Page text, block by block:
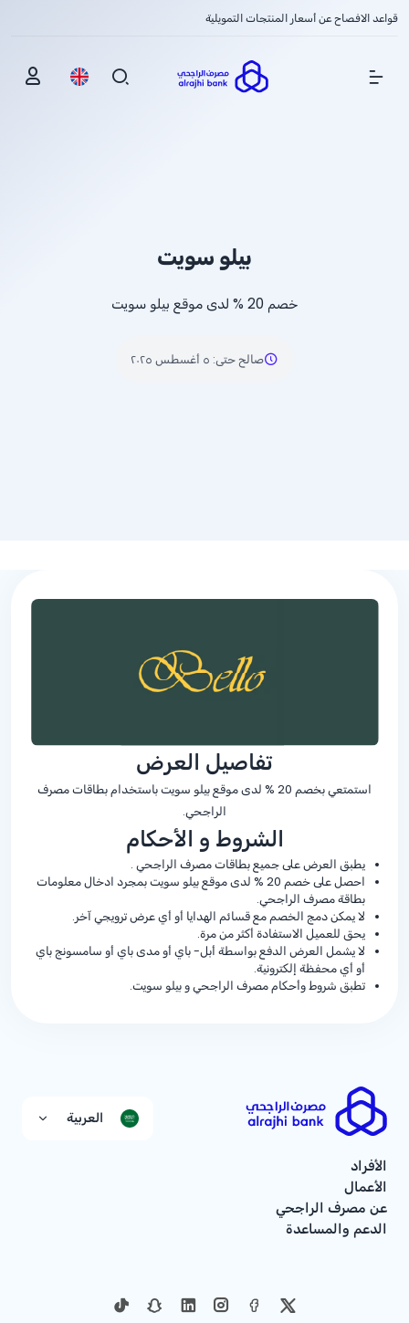
قواعد الافصاح عن أسعار المنتجات التمويلية
Show Menu
بيلو سويت
خصم % 20
صالح حتى: ٥ أغسطس ٢٠٢٥
تفاصيل العرض
استمتعي بخصم % 20 لدى موقع بيلو سويت باستخدام بطاقات مصرف
الراجحي.
الشروط و الأحكام
يطبق العرض على جميع بطاقات مصرف الراجحي .
احصل على خصم % 20 لدى موقع بيلو سويت بمجرد ادخال معلومات
بطاقة مصرف الراجحي.
لا يمكن دمج الخصم مع قسائم الهدايا أو أي عرض ترويجي آخر.
يحق للعميل الاستفادة أكثر من مرة.
لا يشمل العرض الدفع بواسطة أبل- باي أو مدى باي أو سامسونج باي
أو أي محفظة إلكترونية.
تطبق شروط وأحكام مصرف الراجحي و بيلو سويت.
العربية
الأفراد
الأعمال
عن مصرف الراجحي
الدعم والمساعدة